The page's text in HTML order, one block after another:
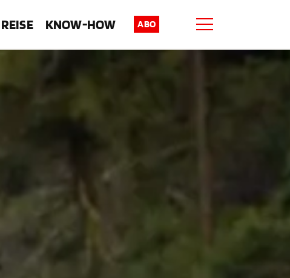
REISE KNOW-HOW ABO